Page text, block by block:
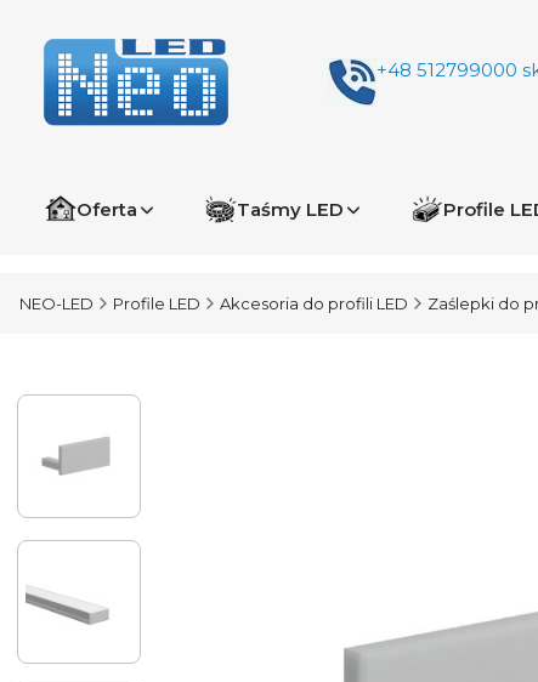
+48 512799000
Oferta Taśmy LED Profile
NEO-LED Profile LED Akcesoria do profili LED Zaślepki do